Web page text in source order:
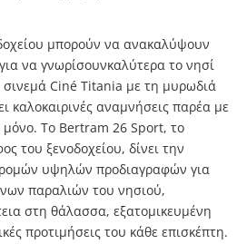
μπορούν να ανακαλύψουν
να γνωρίσουνκαλύτερα το νησί
Ciné Titania με τη μυρωδιά
καλοκαιρινές αναμνήσεις παρέα με
μόνο. Το Bertram 26 Sport, το
του ξενοδοχείου, δίνει την
υψηλών προδιαγραφών για
παραλιών του νησιού,
στη θάλασσα, εξατομικευμένη
προτιμήσεις του κάθε επισκέπτη.